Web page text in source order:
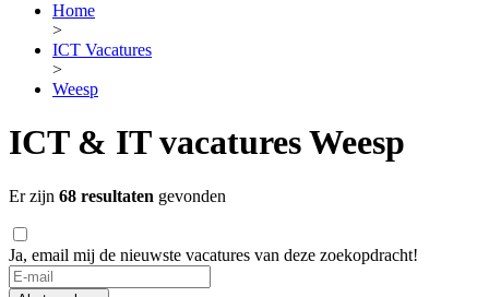
Home
>
ICT Vacatures
>
Weesp
ICT & IT vacatures Weesp
Er zijn 68 resultaten gevonden
Ja, email mij de nieuwste vacatures van deze zoekopdracht!
If